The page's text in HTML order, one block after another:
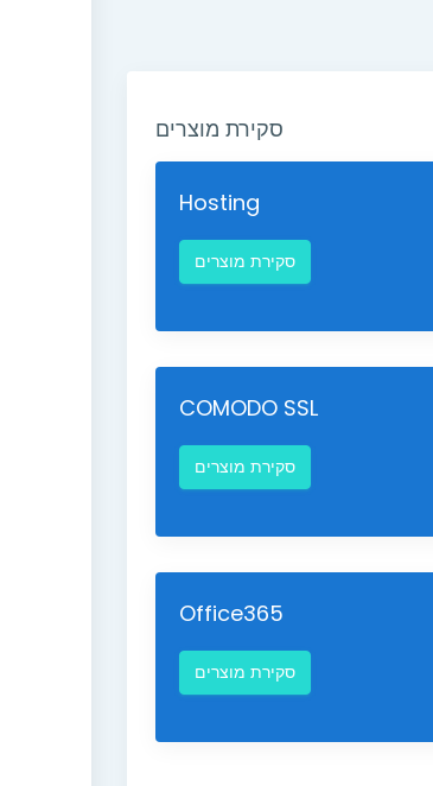
סקירת מוצרים
Hosting
סקירת מוצרים
COMODO SSL
סקירת מוצרים
Office365
סקירת מוצרים